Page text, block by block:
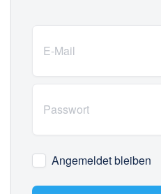
Angemeldet bleiben